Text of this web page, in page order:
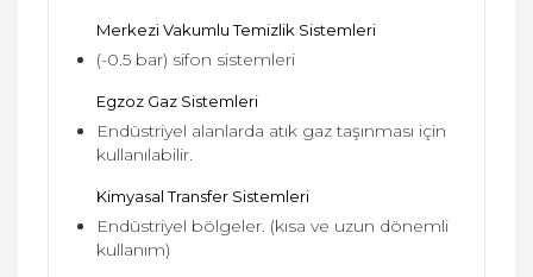
Merkezi Vakumlu Temizlik Sistemleri
(-0.5 bar) sifon sistemleri
Egzoz Gaz Sistemleri
Endüstriyel alanlarda atık gaz taşınması için
kullanılabilir.
Kimyasal Transfer Sistemleri
Endüstriyel bölgeler. (kısa ve uzun dönemli
kullanım)